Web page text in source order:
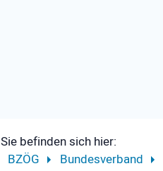
Sie befinden sich hier:
BZÖG
Bundesverband